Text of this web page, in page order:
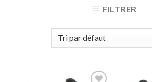
FILTRER